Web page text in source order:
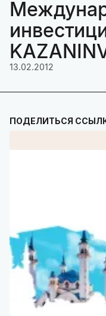
13.02.2012
ПОДЕЛИТЬСЯ